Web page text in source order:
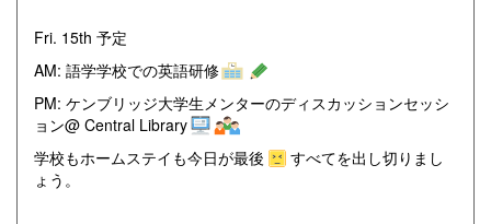
Fri. 15th 予定
AM: 語学学校での英語研修
PM: ケンブリッジ大学生メンターのディスカッションセッシ
ョン@ Central Library
学校もホームステイも今日が最後
すべてを出し切りまし
ょう。